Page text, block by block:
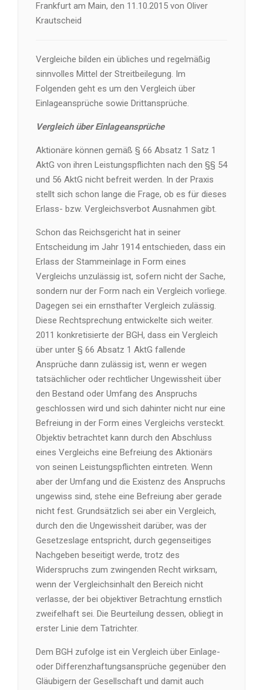
Frankfurt am Main, den 11.10.2015 von Oliver
Krautscheid
Vergleiche bilden ein übliches und regelmäßig
sinnvolles Mittel der Streitbeilegung. Im
Folgenden geht es um den Vergleich über
Einlageansprüche sowie Drittansprüche.
Vergleich über Einlageansprüche
Aktionäre können gemäß § 66 Absatz 1 Satz 1
AktG von ihren Leistungspflichten nach den §§ 54
und 56 AktG nicht befreit werden. In der Praxis
stellt sich schon lange die Frage, ob es für dieses
Erlass- bzw. Vergleichsverbot Ausnahmen gibt.
Schon das Reichsgericht hat in seiner
Entscheidung im Jahr 1914 entschieden, dass ein
Erlass der Stammeinlage in Form eines
Vergleichs unzulässig ist, sofern nicht der Sache,
sondern nur der Form nach ein Vergleich vorliege.
Dagegen sei ein ernsthafter Vergleich zulässig.
Diese Rechtsprechung entwickelte sich weiter.
2011 konkretisierte der BGH, dass ein Vergleich
über unter § 66 Absatz 1 AktG fallende
Ansprüche dann zulässig ist, wenn er wegen
tatsächlicher oder rechtlicher Ungewissheit über
den Bestand oder Umfang des Anspruchs
geschlossen wird und sich dahinter nicht nur eine
Befreiung in der Form eines Vergleichs versteckt.
Objektiv betrachtet kann durch den Abschluss
eines Vergleichs eine Befreiung des Aktionärs
von seinen Leistungspflichten eintreten. Wenn
aber der Umfang und die Existenz des Anspruchs
ungewiss sind, stehe eine Befreiung aber gerade
nicht fest. Grundsätzlich sei aber ein Vergleich,
durch den die Ungewissheit darüber, was der
Gesetzeslage entspricht, durch gegenseitiges
Nachgeben beseitigt werde, trotz des
Widerspruchs zum zwingenden Recht wirksam,
wenn der Vergleichsinhalt den Bereich nicht
verlasse, der bei objektiver Betrachtung ernstlich
zweifelhaft sei. Die Beurteilung dessen, obliegt in
erster Linie dem Tatrichter.
Dem BGH zufolge ist ein Vergleich über Einlage-
oder Differenzhaftungsansprüche gegenüber den
Gläubigern der Gesellschaft und damit auch